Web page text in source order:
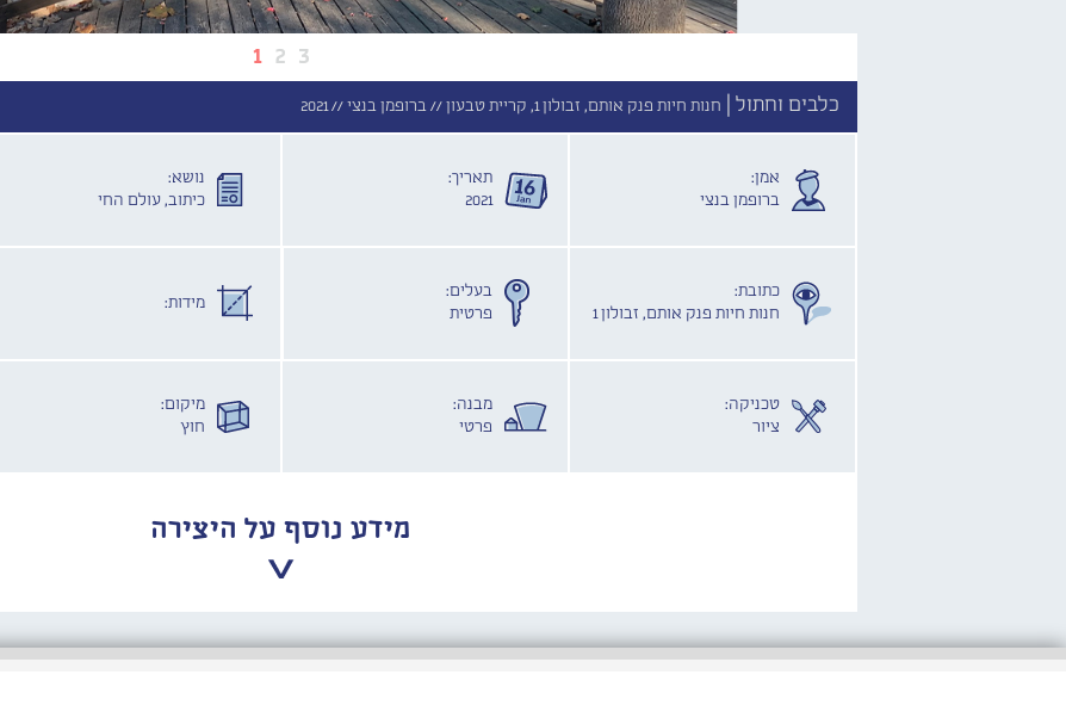
1 2 3
כלבים וחתול | חנות חיות פנק אותם, זבולון 1, קריית טבעון // ברופמן בנצי //2021
אמן:
ברופמן בנצי
תאריך:
2021
נושא:
כיתוב, עולם החי
כתובת:
חנות חיות פנק אותם, זבולון 1
בעלים:
פרטית
מידות:
טכניקה:
ציור
מבנה:
פרטי
מיקום:
חוץ
מידע נוסף על היצירה